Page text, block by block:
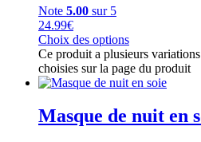
Note 5.00 sur 5
24.99€
Choix des options
Ce produit a plusieurs
choisies sur la page du produit
Masque de nuit en